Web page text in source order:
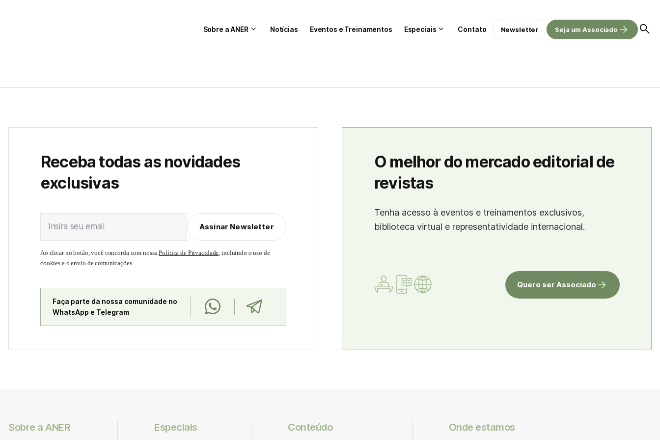
Sobre a ANER Notícias Eventos e Treinamentos Especiais Contato Newsletter Seja um Associado
Receba todas as novidades
exclusivas
Insira seu email Assinar Newsletter
Ao clicar no botão, você concorda com nossaPolítica de Privacidade, incluindo o uso de
cookies e o envio de comunicações.
Faça parte da nossa comunidade no
WhatsApp e Telegram
O melhor do mercado editorial de
revistas
Tenha acesso à eventos e treinamentos exclusivos,
biblioteca virtual e representatividade internacional.
Quero ser Associado
Sobre a ANER Especiais Conteúdo Onde estamos